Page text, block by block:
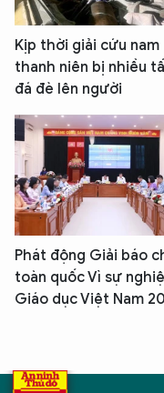
Kịp thời giải cứu nam
thanh niên bị nhiều
đá đè lên người
Phát động Giải báo
toàn quốc Vì sự
Giáo dục Việt Nam